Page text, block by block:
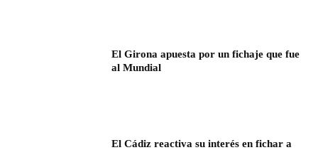
El Girona apuesta por un fichaje que fue
al Mundial
El Cádiz reactiva su interés en fichar a